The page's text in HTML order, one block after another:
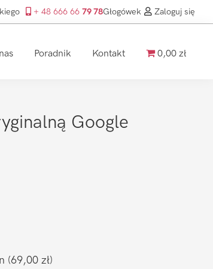
+ 48 666 66 79 78Głogówek Zaloguj się
Poradnik Kontakt 0,00 zł
Google
(69,00 zł)